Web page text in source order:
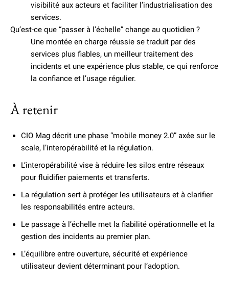
visibilité aux acteurs et faciliter l’industrialisation des
services.
Qu’est-ce que “passer à l’échelle” change au quotidien ?
Une montée en charge réussie se traduit par des
services plus fiables, un meilleur traitement des
incidents et une expérience plus stable, ce qui renforce
la confiance et l’usage régulier.
À retenir
CIO Mag décrit une phase “mobile money 2.0” axée sur le
scale, l’interopérabilité et la régulation.
L’interopérabilité vise à réduire les silos entre réseaux
pour fluidifier paiements et transferts.
La régulation sert à protéger les utilisateurs et à clarifier
les responsabilités entre acteurs.
Le passage à l’échelle met la fiabilité opérationnelle et la
gestion des incidents au premier plan.
L’équilibre entre ouverture, sécurité et expérience
utilisateur devient déterminant pour l’adoption.